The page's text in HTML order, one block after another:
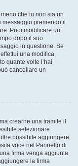
che tu non sia un
premendo il
Puoi modificare un
dopo il suo
in questione. Se
una modifica,
quante volte l’hai
cancellare un
crearne una tramite il
selezionare
possibile aggiungere
voce nel Pannello di
firma venga aggiunta
la firma